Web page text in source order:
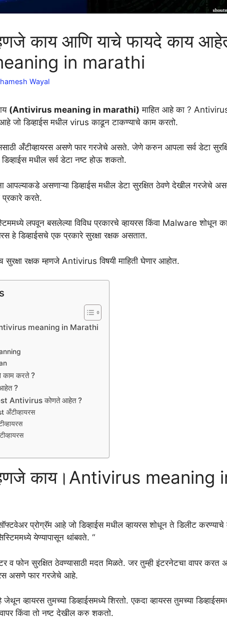
काय आणि याचे फायदे काय
in marathi
Wayal
(Antivirus meaning in marathi) माहित आहे का ?
जो डिव्हाईस मधील virus काढून टाकण्याचे काम करतो.
अँटीव्हायरस असणे फार गरजेचे असते. जेणे करुन आपला सर्व डेटा
मधील सर्व डेटा नष्ट होऊ शकतो.
आपल्याकडे असणाऱ्या डिव्हाईस मधील डेटा सुरक्षित ठेवणे देखील गरजेचे
प्रकारे करते.
लपवून बसलेल्या विविध प्रकारचे व्हायरस किंवा Malware शोधून
हे डिव्हाईसचे एक प्रकारे सुरक्षा रक्षक असतात.
रक्षक म्हणजे Antivirus विषयी माहिती घेणार आहोत.
meaning in Marathi
करते ?
?
Antivirus कोणते आहेत ?
अँटीव्हायरस
काय।Antivirus meaning
प्रोग्रॅम आहे जो डिव्हाईस मधील व्हायरस शोधून ते डिलीट
येण्यापासून थांबवते. “
व फोन सुरक्षित ठेवण्यासाठी मदत मिळते. जर तुम्ही इंटरनेटचा वापर करत
असणे फार गरजेचे आहे.
व्हायरस तुमच्या डिव्हाईसमध्ये शिरतो. एकदा व्हायरस तुमच्या
किंवा तो नष्ट देखील करु शकतो.